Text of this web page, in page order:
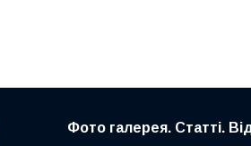
Фото галерея. Статті.